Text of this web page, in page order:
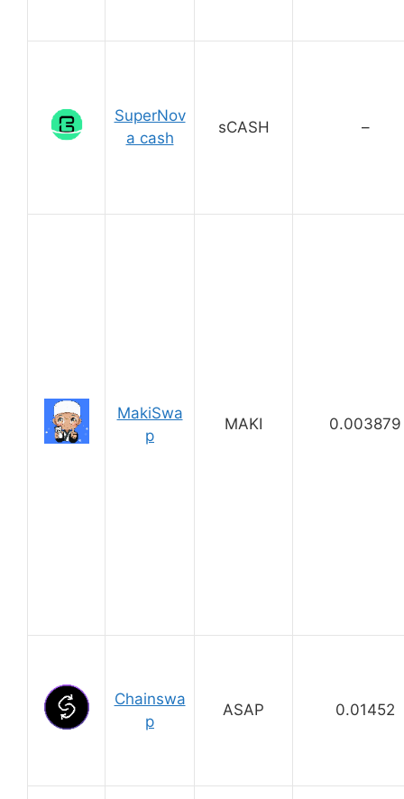
SuperNov
a cash
sCASH –
MakiSwa
p
MAKI 0.003879
Chainswa
p
ASAP 0.01452